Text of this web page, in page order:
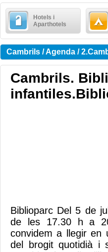
Hotels i
Aparthotels
Cambrils / Agenda /
Cambrils.
Biblioparc Del 5 de
de les 17.30 h a
convidem a llegir en
del brogit quotidià i